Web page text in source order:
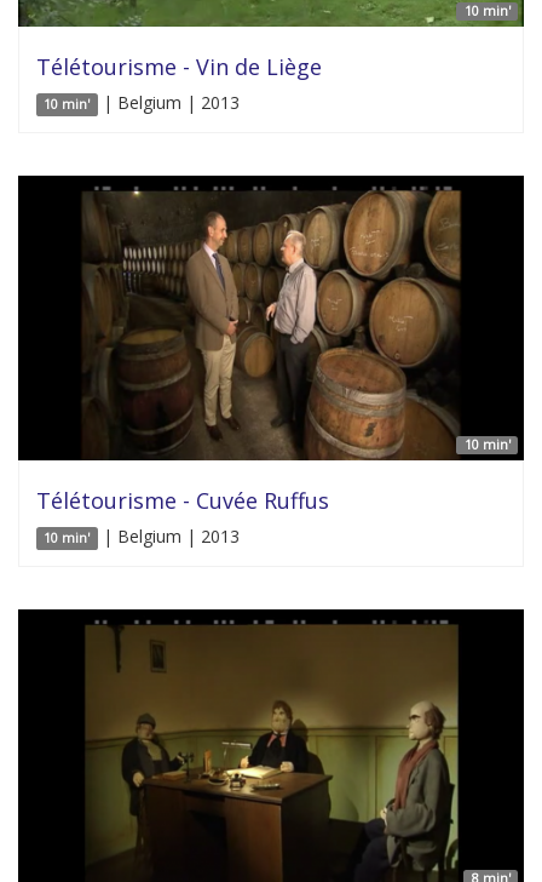
10 min'
Télétourisme - Vin de Liège
10 min' | Belgium | 2013
10 min'
Télétourisme - Cuvée Ruffus
10 min' | Belgium | 2013
8 min'